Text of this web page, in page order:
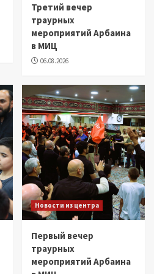
Третий вечер
траурных
мероприятий Арбаина
в МИЦ
06.08.2026
Новости из центра
Первый вечер
траурных
мероприятий Арбаина